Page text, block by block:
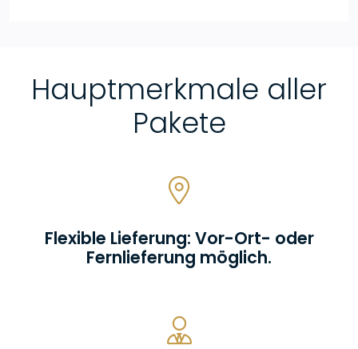
Hauptmerkmale aller
Pakete
Flexible Lieferung: Vor-Ort- oder
Fernlieferung möglich.